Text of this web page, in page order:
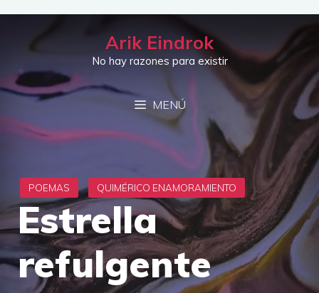
Saltar
contenido
Arik Eindrok
No hay razones para existir
MENÚ
Estrella
refulgente